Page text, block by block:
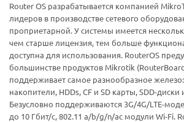
Router OS разрабатывается компанией
лидеров в производстве сетевого
проприетарной. У системы имеется
чем старше лицензия, тем больше
доступна для использования. RouterOS
большинстве продуктов Mikrotik
поддерживает самое разнообразное железо:
накопители, HDDs, CF и SD карты, SDD-
Безусловно поддерживаются 3G/4G/LTE-
до 10 Гбит/с, 802.11 a/b/g/n/ac модули Wi-Fi.